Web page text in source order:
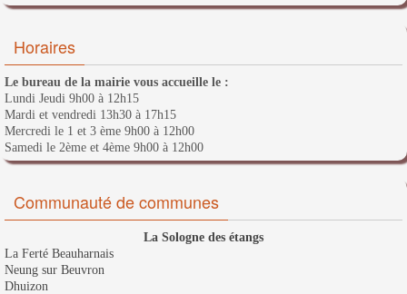
Horaires
Le bureau de la mairie vous accueille le :
Lundi Jeudi 9h00 à 12h15
Mardi et vendredi 13h30 à 17h15
Mercredi le 1 et 3 ème 9h00 à 12h00
Samedi le 2ème et 4ème 9h00 à 12h00
Communauté de communes
La Sologne des étangs
La Ferté Beauharnais
Neung sur Beuvron
Dhuizon